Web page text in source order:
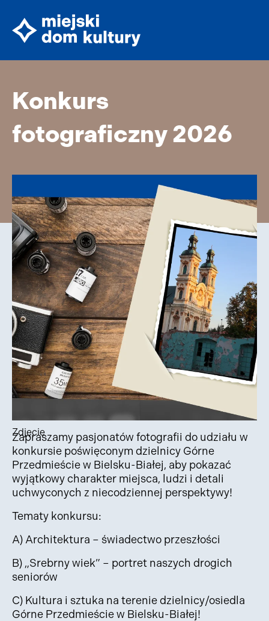
Konkurs
fotograficzny 2026
Zdjęcie
Zapraszamy pasjonatów fotografii do udziału w
konkursie poświęconym dzielnicy Górne
Przedmieście w Bielsku-Białej, aby pokazać
wyjątkowy charakter miejsca, ludzi i detali
uchwyconych z niecodziennej perspektywy!
Tematy konkursu:
A) Architektura – świadectwo przeszłości
B) „Srebrny wiek” – portret naszych drogich
seniorów
C) Kultura i sztuka na terenie dzielnicy/osiedla
Górne Przedmieście w Bielsku-Białej!